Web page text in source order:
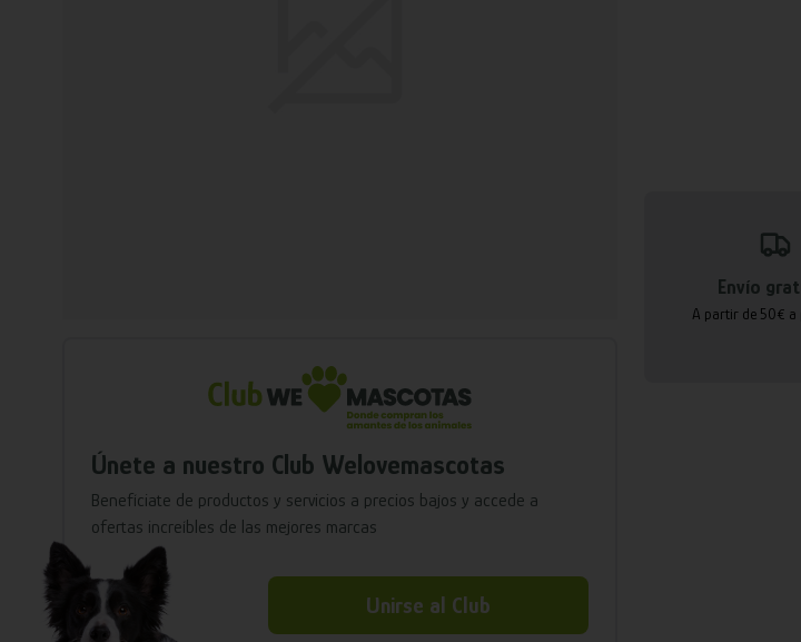
Únete a nuestro Club Welovemascotas
Benefíciate de productos y servicios a precios bajos y accede a
ofertas increíbles de las mejores marcas
Unirse al Club
Envío
A partir de 50€ a